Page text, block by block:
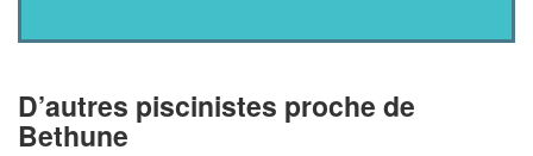
D’autres piscinistes proche de
Bethune